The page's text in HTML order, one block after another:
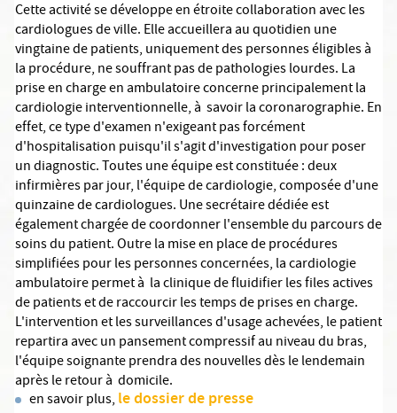
Cette activité se développe en étroite collaboration avec les
cardiologues de ville. Elle accueillera au quotidien une
vingtaine de patients, uniquement des personnes éligibles à
la procédure, ne souffrant pas de pathologies lourdes. La
prise en charge en ambulatoire concerne principalement la
cardiologie interventionnelle, à savoir la coronarographie. En
effet, ce type d'examen n'exigeant pas forcément
d'hospitalisation puisqu'il s'agit d'investigation pour poser
un diagnostic. Toutes une équipe est constituée : deux
infirmières par jour, l'équipe de cardiologie, composée d'une
quinzaine de cardiologues. Une secrétaire dédiée est
également chargée de coordonner l'ensemble du parcours de
soins du patient. Outre la mise en place de procédures
simplifiées pour les personnes concernées, la cardiologie
ambulatoire permet à la clinique de fluidifier les files actives
de patients et de raccourcir les temps de prises en charge.
L'intervention et les surveillances d'usage achevées, le patient
repartira avec un pansement compressif au niveau du bras,
l'équipe soignante prendra des nouvelles dès le lendemain
après le retour à domicile.
en savoir plus, le dossier de presse